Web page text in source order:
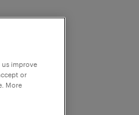
improve
or
More